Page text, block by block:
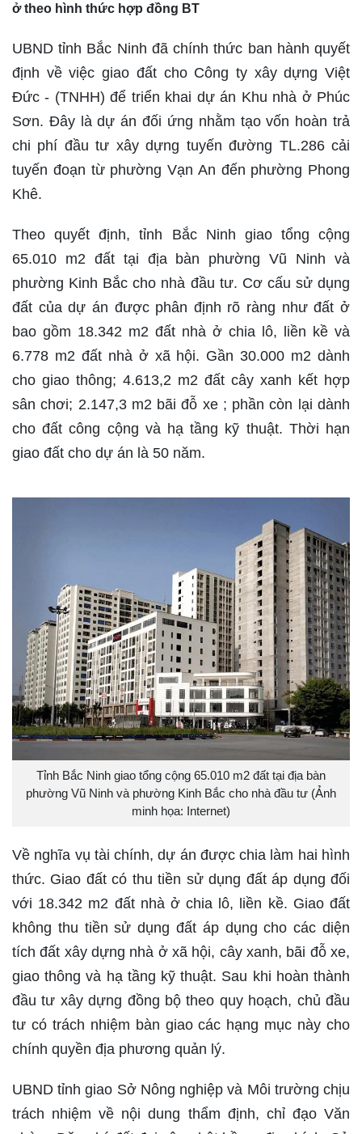
ở theo hình thức hợp đồng BT
UBND tỉnh Bắc Ninh đã chính thức ban hành quyết
định về việc giao đất cho Công ty xây dựng Việt
Đức - (TNHH) để triển khai dự án Khu nhà ở Phúc
Sơn. Đây là dự án đối ứng nhằm tạo vốn hoàn trả
chi phí đầu tư xây dựng tuyến đường TL.286 cải
tuyến đoạn từ phường Vạn An đến phường Phong
Khê.
Theo quyết định, tỉnh Bắc Ninh giao tổng cộng
65.010 m2 đất tại địa bàn phường Vũ Ninh và
phường Kinh Bắc cho nhà đầu tư. Cơ cấu sử dụng
đất của dự án được phân định rõ ràng như đất ở
bao gồm 18.342 m2 đất nhà ở chia lô, liền kề và
6.778 m2 đất nhà ở xã hội. Gần 30.000 m2 dành
cho giao thông; 4.613,2 m2 đất cây xanh kết hợp
sân chơi; 2.147,3 m2 bãi đỗ xe ; phần còn lại dành
cho đất công cộng và hạ tầng kỹ thuật. Thời hạn
giao đất cho dự án là 50 năm.
Tỉnh Bắc Ninh giao tổng cộng 65.010 m2 đất tại địa bàn
phường Vũ Ninh và phường Kinh Bắc cho nhà đầu tư (Ảnh
minh họa: Internet)
Về nghĩa vụ tài chính, dự án được chia làm hai hình
thức. Giao đất có thu tiền sử dụng đất áp dụng đối
với 18.342 m2 đất nhà ở chia lô, liền kề. Giao đất
không thu tiền sử dụng đất áp dụng cho các diện
tích đất xây dựng nhà ở xã hội, cây xanh, bãi đỗ xe,
giao thông và hạ tầng kỹ thuật. Sau khi hoàn thành
đầu tư xây dựng đồng bộ theo quy hoạch, chủ đầu
tư có trách nhiệm bàn giao các hạng mục này cho
chính quyền địa phương quản lý.
UBND tỉnh giao Sở Nông nghiệp và Môi trường chịu
trách nhiệm về nội dung thẩm định, chỉ đạo Văn